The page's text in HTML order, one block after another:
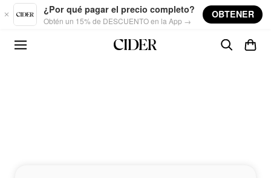
Skip to main content
¿Por qué pagar el precio completo?
Obtén un 15% de DESCUENTO en la App →
OBTENER